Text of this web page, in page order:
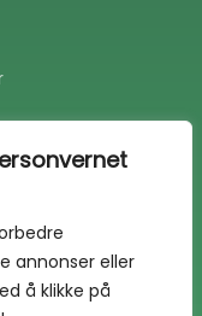
annonser eller
å klikke på